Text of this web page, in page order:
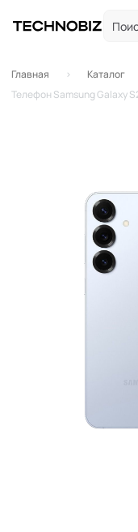
Главная
Каталог